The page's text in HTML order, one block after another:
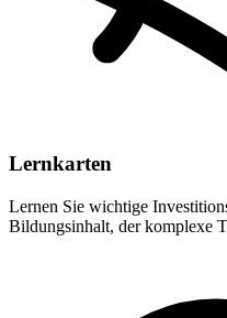
Lernkarten
Lernen Sie wichtige
Bildungsinhalt, der komplexe